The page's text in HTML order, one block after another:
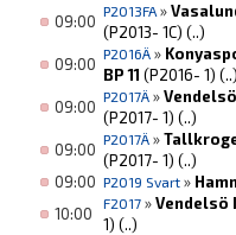
09:00
P2013FA »
(P2013- 1C) (..)
09:00
P2016Ä »
BP 11 (P2016- 1) (..)
09:00
P2017Ä »
(P2017- 1) (..)
09:00
P2017Ä »
(P2017- 1) (..)
09:00 P2019 Svart »
10:00
F2017 »Vendelsö
1) (..)